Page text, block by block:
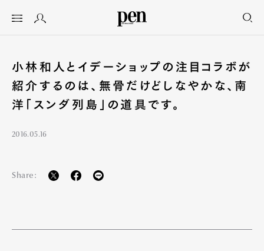
小林和人とイデーショップの注目コラボが
紹介するのは、無骨だけどしなやかな、南
洋「スンダ列島」の道具です。
2016.05.16
Share: